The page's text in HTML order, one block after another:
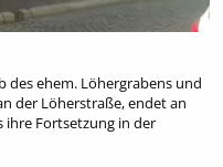
des ehem. Löhergrabens und
der Löherstraße, endet an
Fortsetzung in der